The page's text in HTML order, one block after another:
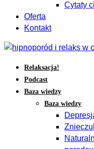
Cytaty
Oferta
Kontakt
Relaksacja!
Podcast
Baza wiedzy
Baza wiedzy